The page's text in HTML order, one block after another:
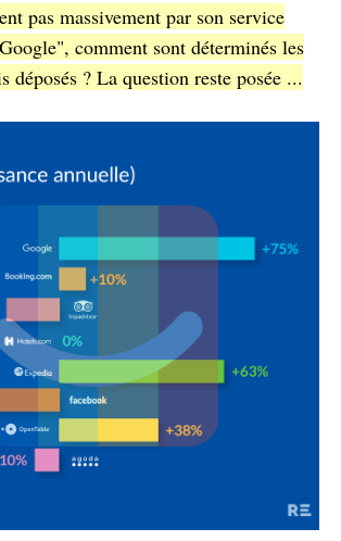
pas massivement par son service
comment sont déterminés les
déposés ? La question reste posée ...